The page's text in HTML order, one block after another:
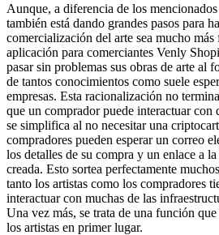
Aunque, a diferencia de los
también está dando grandes pasos para
comercialización del arte sea mucho
aplicación para comerciantes Venly
pasar sin problemas sus obras de arte al
de tantos conocimientos como suele
empresas. Esta racionalización no
que un comprador puede interactuar con
se simplifica al no necesitar una
compradores pueden esperar un correo
los detalles de su compra y un enlace a
creada. Esto sortea perfectamente
tanto los artistas como los compradores
interactuar con muchas de las
Una vez más, se trata de una función
los artistas en primer lugar.